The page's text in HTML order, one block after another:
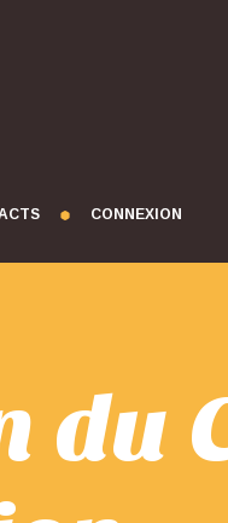
CONNEXION
du